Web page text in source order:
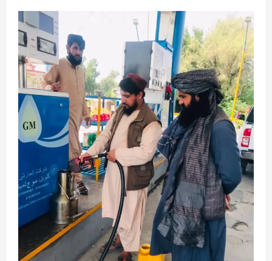
2
چارې په بېلابېلو برخو کې روانې دي
sharqnewsglobal.com
0
3
آمریکا
ټرمپ : د امریکا د وسلو زېرمتونونه لا هم ډېر
دي
sharqnewsglobal.com
August 6, 2026
0
4
آمریکا
ټرمپ : ایران سره خبرې د پوځي اقدام پر ځای
غوره بولي
sharqnewsglobal.com
August 6, 2026
0
افغانستان
کورنیو چارو وزارت: حیرتان کې د بهرنیو
اسعارو د قاچاق هڅه شنډه شوه